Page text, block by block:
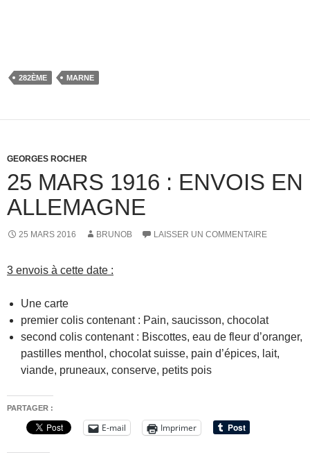
282ÈME MARNE
GEORGES ROCHER
25 MARS 1916 : ENVOIS EN
ALLEMAGNE
25 MARS 2016 BRUNOB LAISSER UN COMMENTAIRE
3 envois à cette date :
Une carte
premier colis contenant : Pain, saucisson, chocolat
second colis contenant : Biscottes, eau de fleur d’oranger,
pastilles menthol, chocolat suisse, pain d’épices, lait,
viande, pruneaux, conserve, petits pois
PARTAGER :
E-mail Imprimer